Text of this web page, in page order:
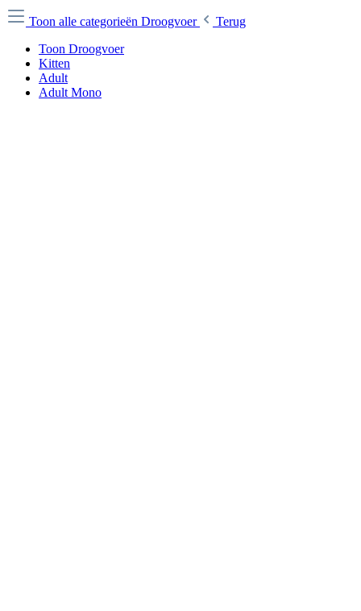
Toon alle categorieën Droogvoer
Terug
Toon Droogvoer
Kitten
Adult
Adult Mono